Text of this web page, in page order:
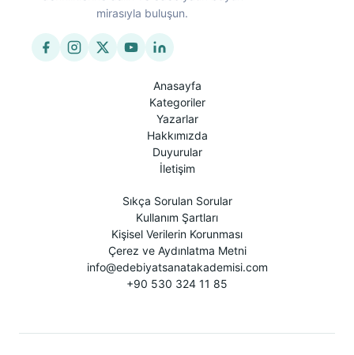
mirasıyla buluşun.
Anasayfa
Kategoriler
Yazarlar
Hakkımızda
Duyurular
İletişim
Sıkça Sorulan Sorular
Kullanım Şartları
Kişisel Verilerin Korunması
Çerez ve Aydınlatma Metni
info@edebiyatsanatakademisi.com
+90 530 324 11 85